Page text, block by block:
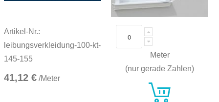
Artikel-Nr.:
leibungsverkleidung-100-kt-
145-155
41,12 € /Meter
Meter
(nur gerade Zahlen)